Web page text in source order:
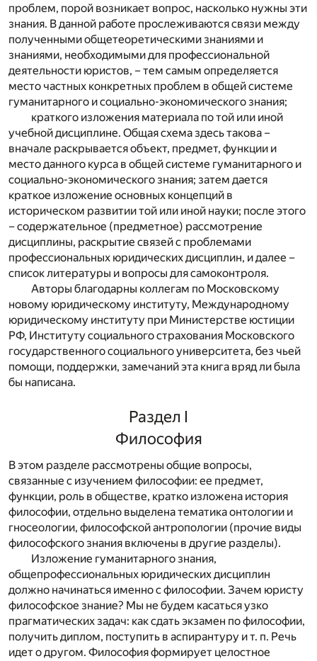
проблем, порой возникает вопрос, насколько нужны эти
знания. В данной работе прослеживаются связи между
полученными общетеоретическими знаниями и
знаниями, необходимыми для профессиональной
деятельности юристов, – тем самым определяется
место частных конкретных проблем в общей системе
гуманитарного и социально-экономического знания;
краткого изложения материала по той или иной
учебной дисциплине. Общая схема здесь такова –
вначале раскрывается объект, предмет, функции и
место данного курса в общей системе гуманитарного и
социально-экономического знания; затем дается
краткое изложение основных концепций в
историческом развитии той или иной науки; после этого
– содержательное (предметное) рассмотрение
дисциплины, раскрытие связей с проблемами
профессиональных юридических дисциплин, и далее –
список литературы и вопросы для самоконтроля.
Авторы благодарны коллегам по Московскому
новому юридическому институту, Международному
юридическому институту при Министерстве юстиции
РФ, Институту социального страхования Московского
государственного социального университета, без чьей
помощи, поддержки, замечаний эта книга вряд ли была
бы написана.
Раздел I
Философия
В этом разделе рассмотрены общие вопросы,
связанные с изучением философии: ее предмет,
функции, роль в обществе, кратко изложена история
философии, отдельно выделена тематика онтологии и
гносеологии, философской антропологии (прочие виды
философского знания включены в другие разделы).
Изложение гуманитарного знания,
общепрофессиональных юридических дисциплин
должно начинаться именно с философии. Зачем юристу
философское знание? Мы не будем касаться узко
прагматических задач: как сдать экзамен по философии,
получить диплом, поступить в аспирантуру и т. п. Речь
идет о другом. Философия формирует целостное